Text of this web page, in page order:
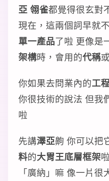
亞 翎雀都覺得很玄對
現在，這兩個詞早就
單一產品了啦 更像是
架構時，會用的代稱或
你如果去問業內的工
你很技術的說法 但我
啦
先講澤亞齁 你可以把
料的大胃王底層框架
「廣納」嘛 像一片很